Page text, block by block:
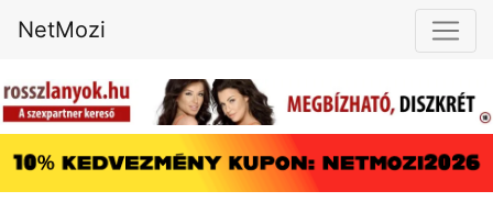
NetMozi